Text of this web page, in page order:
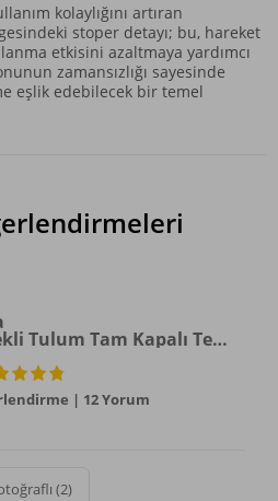
kolaylığını artıran
stoper detayı; bu, hareket
etkisini azaltmaya yardımcı
zamansızlığı sayesinde
eşlik edebilecek bir temel
2li Yelekli Tulum Tam Kapalı Tesettür Mayo 2185 Siyah
| 12 Yorum
(2)